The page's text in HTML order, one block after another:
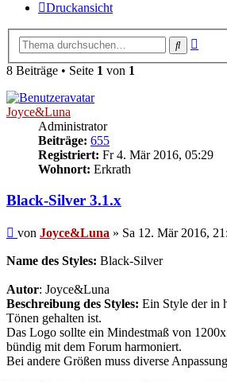
Druckansicht
Suche
8 Beiträge • Seite 1 von 1
Joyce&Luna
Administrator
Beiträge: 655
Registriert: Fr 4. Mär 2016, 05:29
Wohnort: Erkrath
Black-Silver 3.1.x
Beitrag
von Joyce&Luna » Sa 12. Mär 2016,
Name des Styles: Black-Silver
Autor: Joyce&Luna
Beschreibung des Styles: Ein Style der in
Tönen gehalten ist.
Das Logo sollte ein Mindestmaß von
bündig mit dem Forum harmoniert.
Bei andere Größen muss diverse